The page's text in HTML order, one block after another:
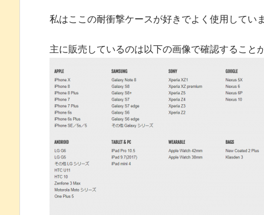
私はここの耐衝撃ケースが好きでよく使用してい
主に販売しているのは以下の画像で確認すること